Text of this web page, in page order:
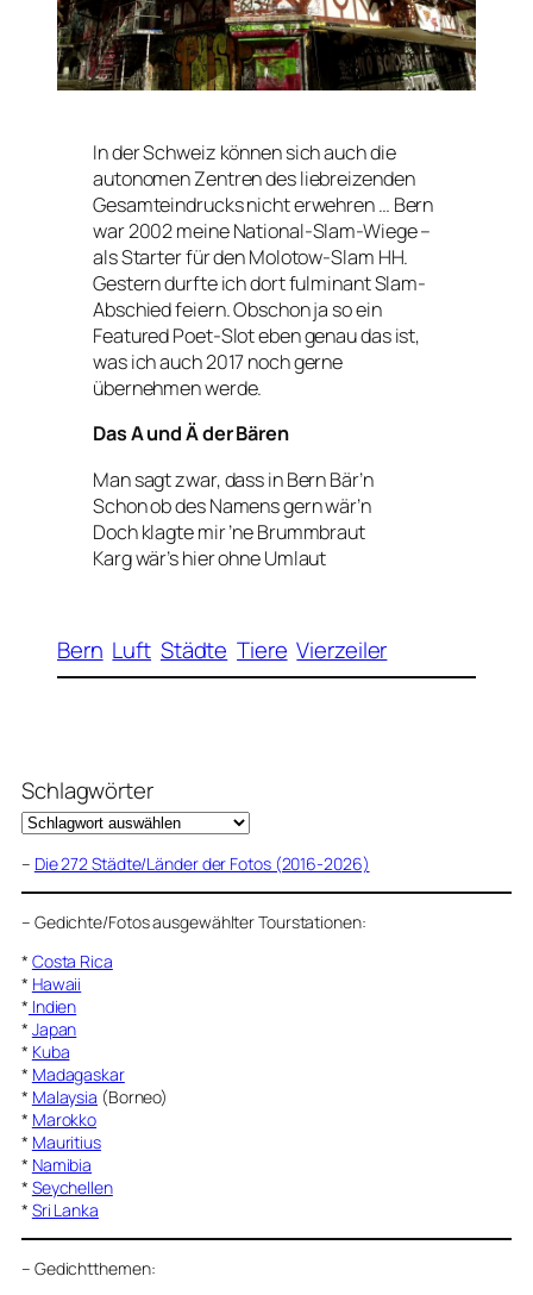
In der Schweiz können sich auch die
autonomen Zentren des liebreizenden
Gesamteindrucks nicht erwehren … Bern
war 2002 meine National-Slam-Wiege –
als Starter für den Molotow-Slam HH.
Gestern durfte ich dort fulminant Slam-
Abschied feiern. Obschon ja so ein
Featured Poet-Slot eben genau das ist,
was ich auch 2017 noch gerne
übernehmen werde.
Das A und Ä der Bären
Man sagt zwar, dass in Bern Bär’n
Schon ob des Namens gern wär’n
Doch klagte mir ’ne Brummbraut
Karg wär’s hier ohne Umlaut
Bern Luft Städte Tiere Vierzeiler
Schlagwörter
– Die 272 Städte/Länder der Fotos (2016-2026)
– Gedichte/Fotos ausgewählter Tourstationen:
* Costa Rica
* Hawaii
* Indien
* Japan
* Kuba
* Madagaskar
* Malaysia (Borneo)
* Marokko
* Mauritius
* Namibia
* Seychellen
* Sri Lanka
– Gedichtthemen: